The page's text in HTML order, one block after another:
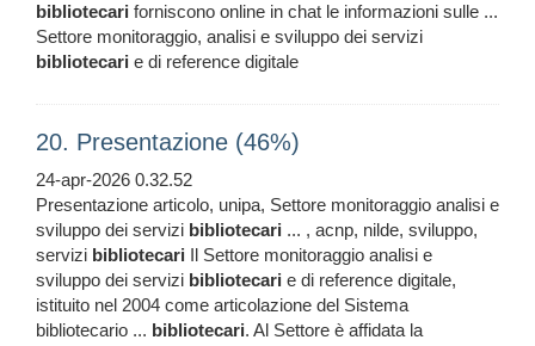
bibliotecari forniscono online in chat le informazioni sulle ...
Settore monitoraggio, analisi e sviluppo dei servizi
bibliotecari e di reference digitale
20. Presentazione (46%)
24-apr-2026 0.32.52
Presentazione articolo, unipa, Settore monitoraggio analisi e
sviluppo dei servizi bibliotecari ... , acnp, nilde, sviluppo,
servizi bibliotecari Il Settore monitoraggio analisi e
sviluppo dei servizi bibliotecari e di reference digitale,
istituito nel 2004 come articolazione del Sistema
bibliotecario ... bibliotecari. Al Settore è affidata la